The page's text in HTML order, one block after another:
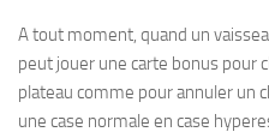
A tout moment, quand un
peut jouer une carte bonus pour
plateau comme pour annuler un
une case normale en case